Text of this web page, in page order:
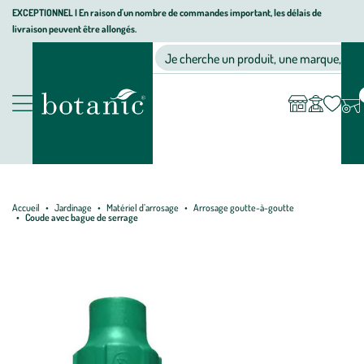
Aller
Aller
au
Aller
au
page
EXCEPTIONNEL I En raison d'un nombre de commandes important, les délais de
livraison peuvent être allongés.
Nos produits
Jardinerie écologique, animalerie, décoration, alimentation bio
Je cherche un produit, une marque, un
compte
Accueil Jardinage Matériel d’arrosage
Arrosage goutte-à-goutte
Coude avec bague de serrage